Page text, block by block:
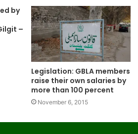
by
–
Legislation: GBLA members
raise their own salaries by
more than 100 percent
November 6, 2015